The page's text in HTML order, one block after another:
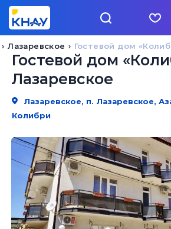
Гостевой дом
Лазаревское
Гостевой дом
Лазаревское
Лазаревское, п. Лазаревское,
Колибри